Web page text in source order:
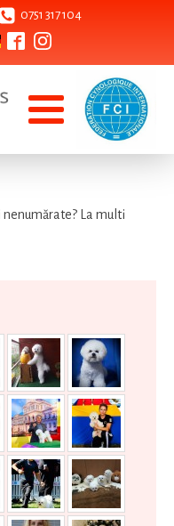
0751 317 104
La multi